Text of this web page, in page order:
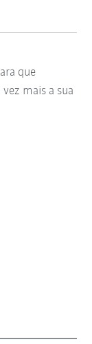
que
mais a sua